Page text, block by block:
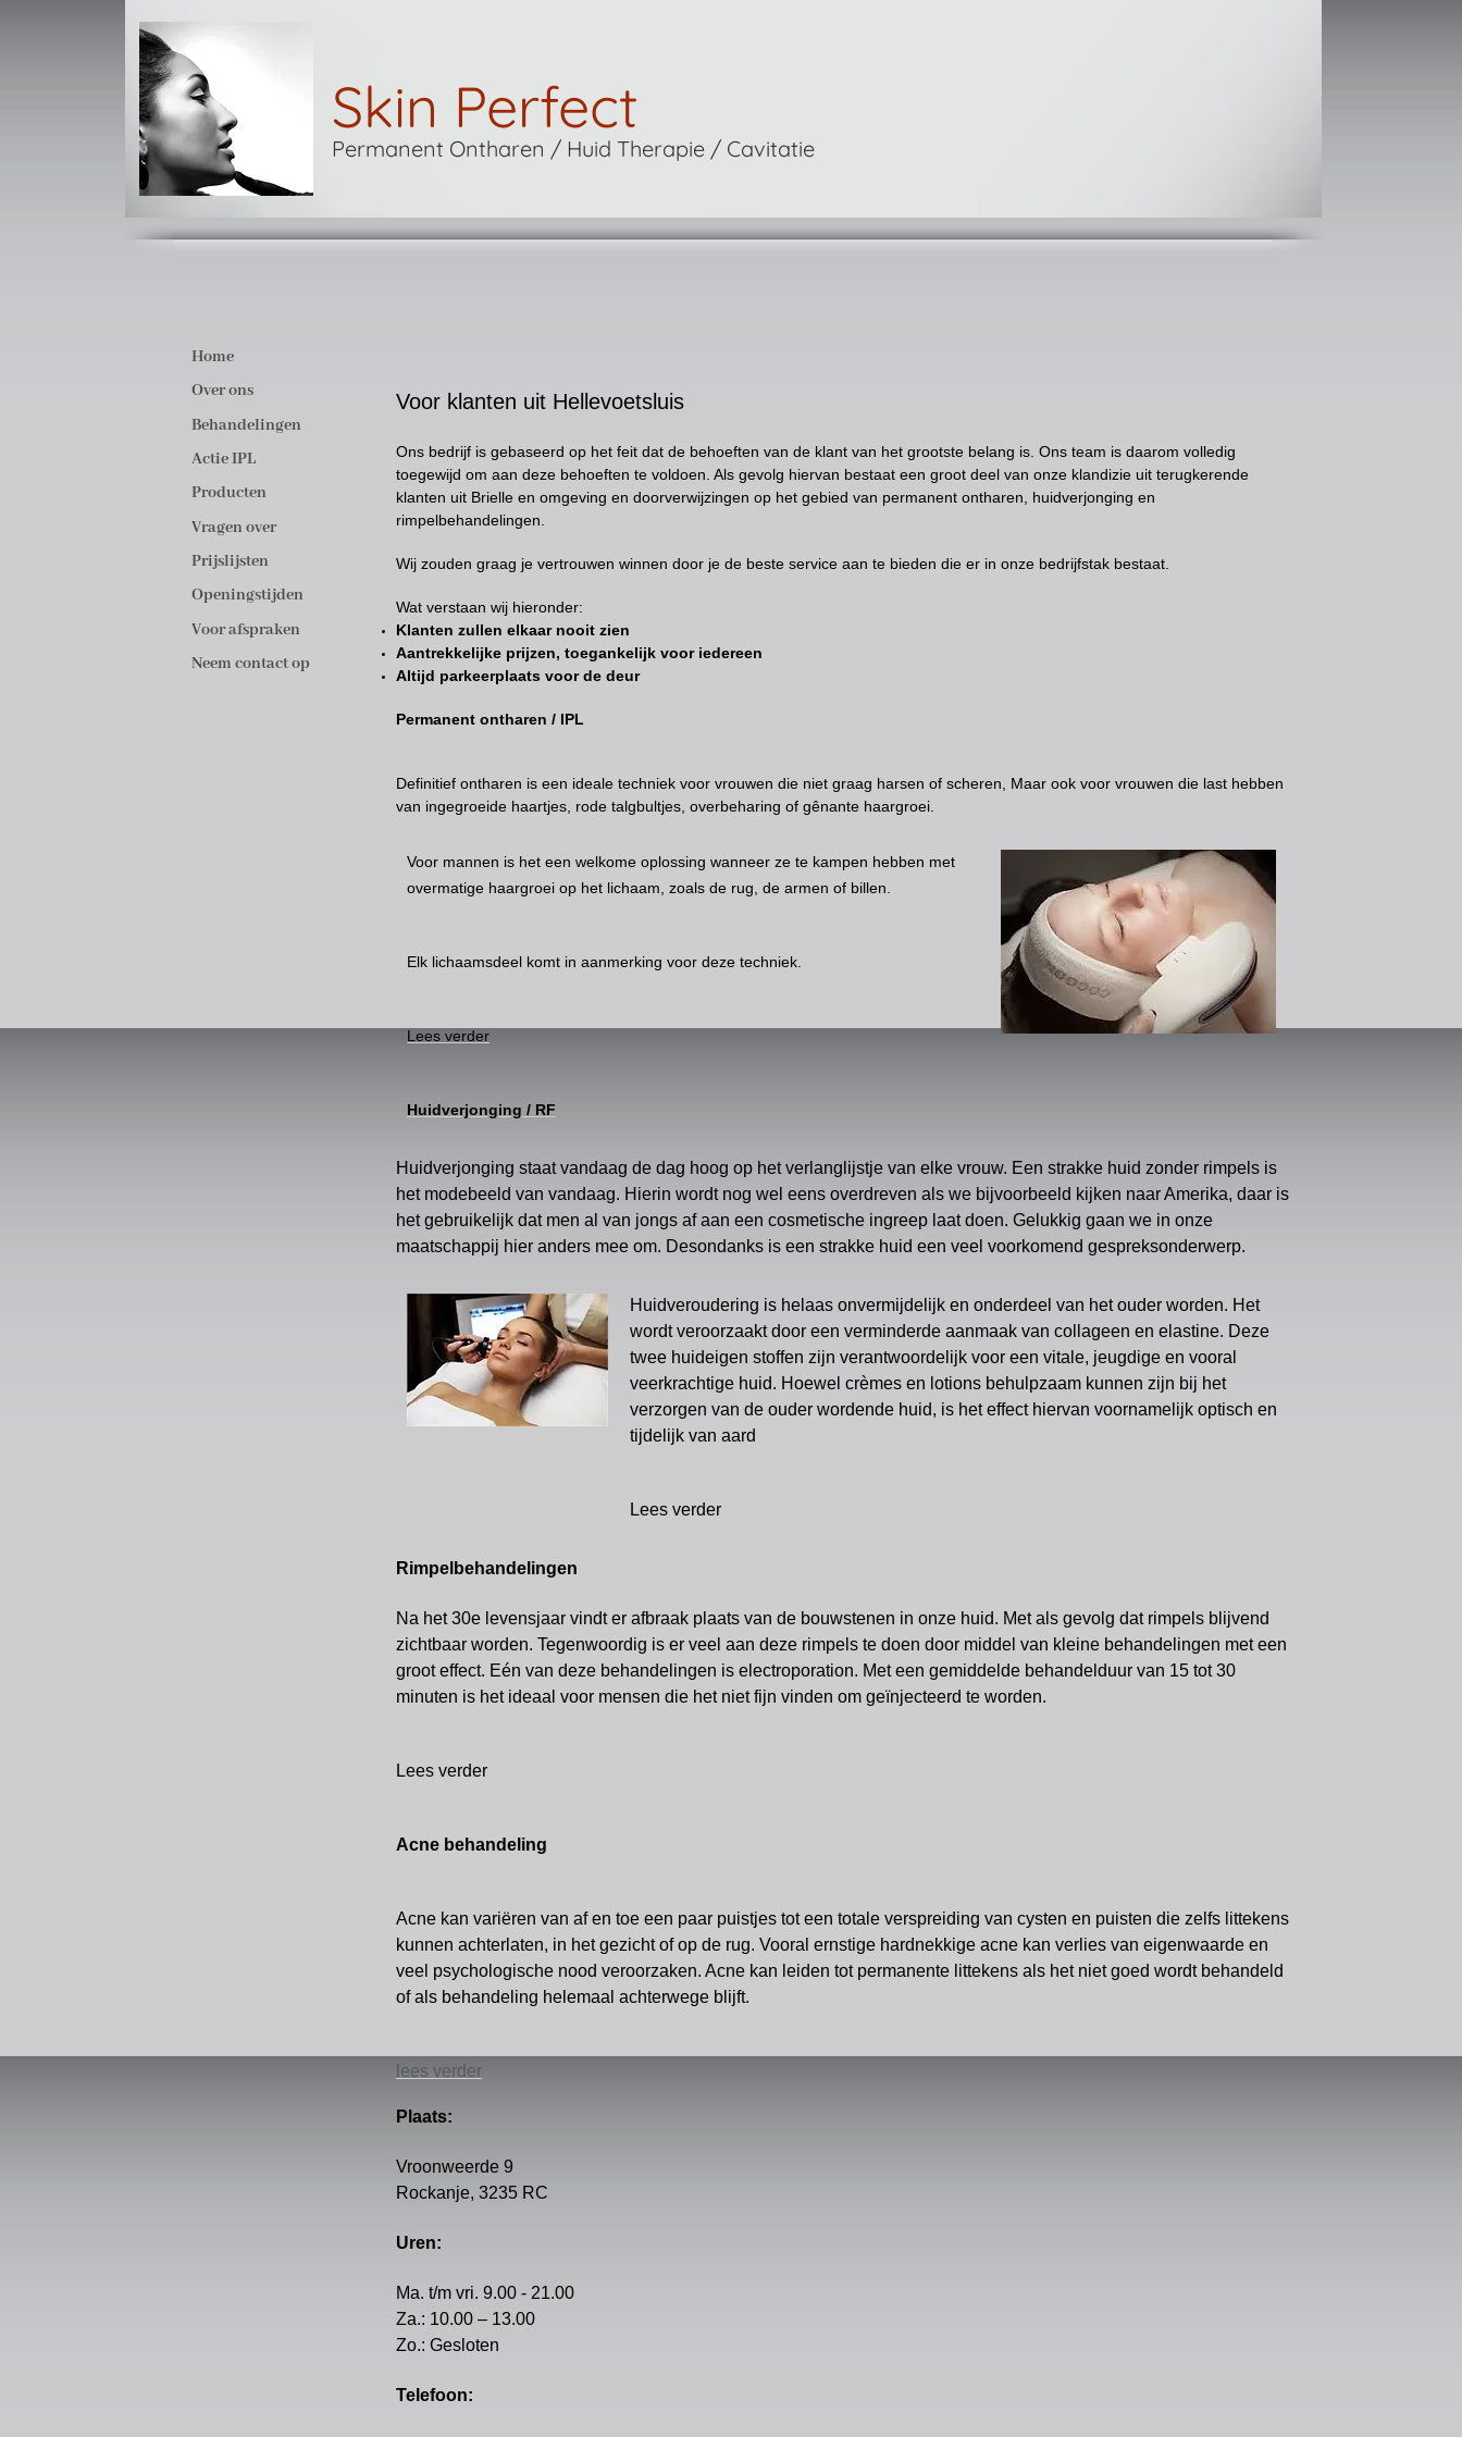
Skin Perfect
Permanent Ontharen / Huid Therapie / Cavitatie
Home
Over ons
Behandelingen
Actie IPL
Producten
Vragen over
Prijslijsten
Openingstijden
Voor afspraken
Neem contact op
Voor klanten uit Hellevoetsluis
Ons bedrijf is gebaseerd op het feit dat de behoeften van de klant van het grootste belang is. Ons team is daarom volledig
toegewijd om aan deze behoeften te voldoen. Als gevolg hiervan bestaat een groot deel van onze klandizie uit terugkerende
klanten uit Brielle en omgeving en doorverwijzingen op het gebied van permanent ontharen, huidverjonging en
rimpelbehandelingen.
Wij zouden graag je vertrouwen winnen door je de beste service aan te bieden die er in onze bedrijfstak bestaat.
Wat verstaan wij hieronder:
Klanten zullen elkaar nooit zien
Aantrekkelijke prijzen, toegankelijk voor iedereen
Altijd parkeerplaats voor de deur
Permanent ontharen / IPL
Definitief ontharen is een ideale techniek voor vrouwen die niet graag harsen of scheren, Maar ook voor vrouwen die last hebben
van ingegroeide haartjes, rode talgbultjes, overbeharing of gênante haargroei.
Voor mannen is het een welkome oplossing wanneer ze te kampen hebben met
overmatige haargroei op het lichaam, zoals de rug, de armen of billen.
Elk lichaamsdeel komt in aanmerking voor deze techniek.
Lees verder
Huidverjonging / RF
Huidverjonging staat vandaag de dag hoog op het verlanglijstje van elke vrouw. Een strakke huid zonder rimpels is
het modebeeld van vandaag. Hierin wordt nog wel eens overdreven als we bijvoorbeeld kijken naar Amerika, daar is
het gebruikelijk dat men al van jongs af aan een cosmetische ingreep laat doen. Gelukkig gaan we in onze
maatschappij hier anders mee om. Desondanks is een strakke huid een veel voorkomend gespreksonderwerp.
Huidveroudering is helaas onvermijdelijk en onderdeel van het ouder worden. Het
wordt veroorzaakt door een verminderde aanmaak van collageen en elastine. Deze
twee huideigen stoffen zijn verantwoordelijk voor een vitale, jeugdige en vooral
veerkrachtige huid. Hoewel crèmes en lotions behulpzaam kunnen zijn bij het
verzorgen van de ouder wordende huid, is het effect hiervan voornamelijk optisch en
tijdelijk van aard
Lees verder
Rimpelbehandelingen
Na het 30e levensjaar vindt er afbraak plaats van de bouwstenen in onze huid. Met als gevolg dat rimpels blijvend
zichtbaar worden. Tegenwoordig is er veel aan deze rimpels te doen door middel van kleine behandelingen met een
groot effect. Eén van deze behandelingen is electroporation. Met een gemiddelde behandelduur van 15 tot 30
minuten is het ideaal voor mensen die het niet fijn vinden om geïnjecteerd te worden.
Lees verder
Acne behandeling
Acne kan variëren van af en toe een paar puistjes tot een totale verspreiding van cysten en puisten die zelfs littekens
kunnen achterlaten, in het gezicht of op de rug. Vooral ernstige hardnekkige acne kan verlies van eigenwaarde en
veel psychologische nood veroorzaken. Acne kan leiden tot permanente littekens als het niet goed wordt behandeld
of als behandeling helemaal achterwege blijft.
lees verder
Plaats:
Vroonweerde 9
Rockanje, 3235 RC
Uren:
Ma. t/m vri. 9.00 - 21.00
Za.: 10.00 – 13.00
Zo.: Gesloten
Telefoon: